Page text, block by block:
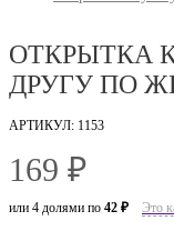
ОТКРЫТКА
ДРУГУ ПО
АРТИКУЛ: 1153
169 ₽
или 4 долями по 42 ₽ Это